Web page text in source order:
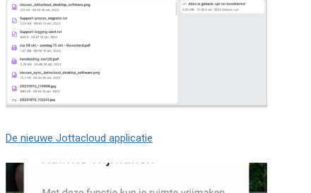
De nieuwe Jottacloud applicatie